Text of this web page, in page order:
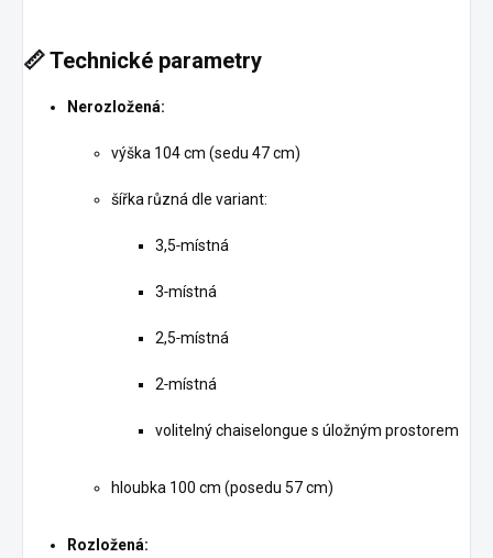
📏Technické parametry
Nerozložená:
výška 104 cm (sedu 47 cm)
šířka různá dle variant:
3,5‑místná
3‑místná
2,5‑místná
2‑místná
volitelný chaiselongue s úložným prostorem
hloubka 100 cm (posedu 57 cm)
Rozložená: